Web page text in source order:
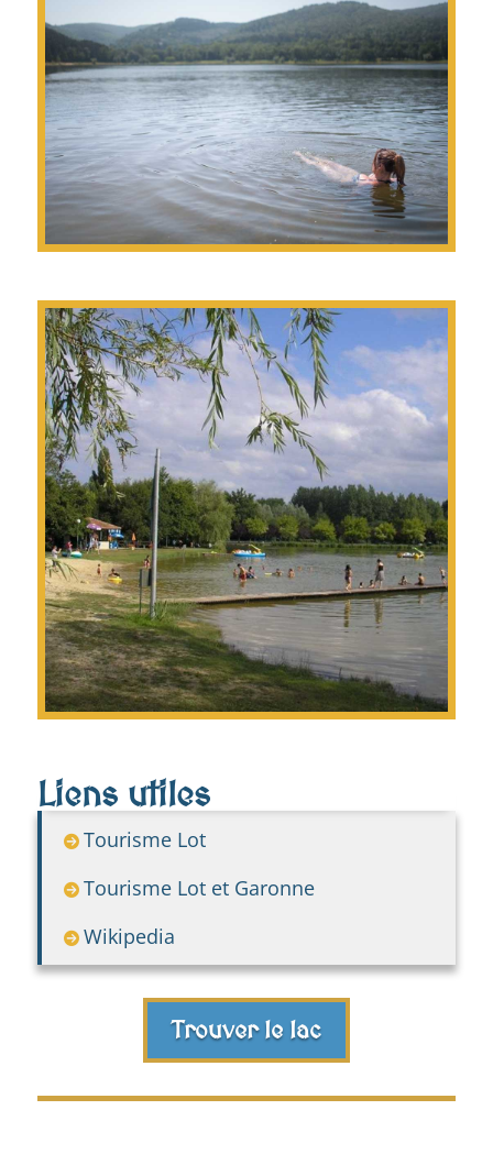
Liens utiles
Tourisme Lot
Tourisme Lot et Garonne
Wikipedia
Trouver le lac